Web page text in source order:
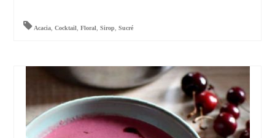
Acacia,Cocktail,Floral,Sirop,Sucré